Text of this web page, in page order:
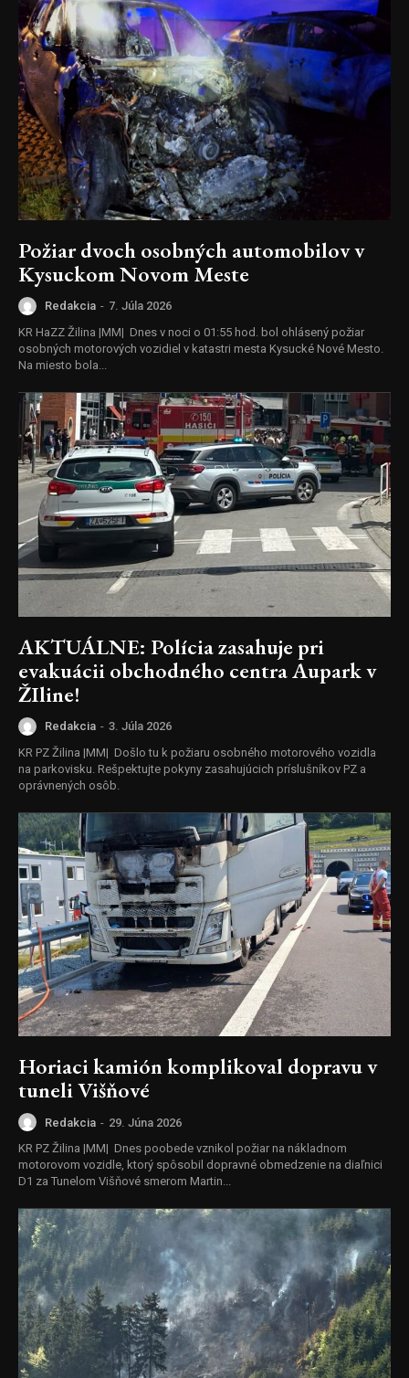
Požiar dvoch osobných automobilov v
Kysuckom Novom Meste
Redakcia - 7. Júla 2026
KR HaZZ Žilina |MM| Dnes v noci o 01:55 hod. bol ohlásený požiar
osobných motorových vozidiel v katastri mesta Kysucké Nové Mesto.
Na miesto bola...
AKTUÁLNE: Polícia zasahuje pri
evakuácii obchodného centra Aupark v
ŽIline!
Redakcia - 3. Júla 2026
KR PZ Žilina |MM| Došlo tu k požiaru osobného motorového vozidla
na parkovisku. Rešpektujte pokyny zasahujúcich príslušníkov PZ a
oprávnených osôb.
Horiaci kamión komplikoval dopravu v
tuneli Višňové
Redakcia - 29. Júna 2026
KR PZ Žilina |MM| Dnes poobede vznikol požiar na nákladnom
motorovom vozidle, ktorý spôsobil dopravné obmedzenie na diaľnici
D1 za Tunelom Višňové smerom Martin...